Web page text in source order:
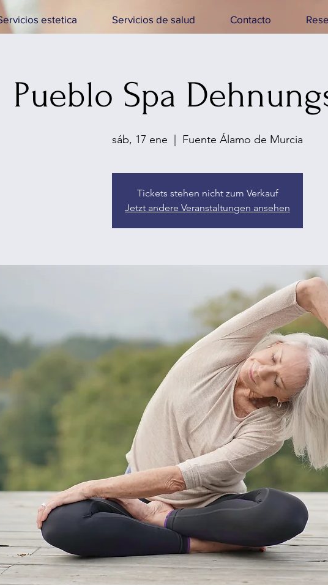
estetica Servicios de salud Contacto
Pueblo Spa
sáb, 17 ene Fuente Álamo de Murcia
Tickets stehen nicht zum Verkauf
Jetzt andere Veranstaltungen ansehen